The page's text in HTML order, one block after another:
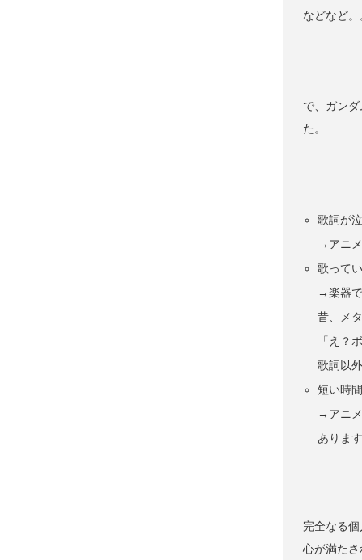
などなど
で、ガン
た。
歌詞が
→アニ
歌って
→楽器
昔、メ
「え？
歌詞以
短い時
→アニ
ありま
完全なる
心が満た